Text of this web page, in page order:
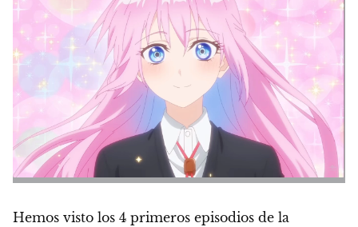
Hemos visto los 4 primeros episodios de la